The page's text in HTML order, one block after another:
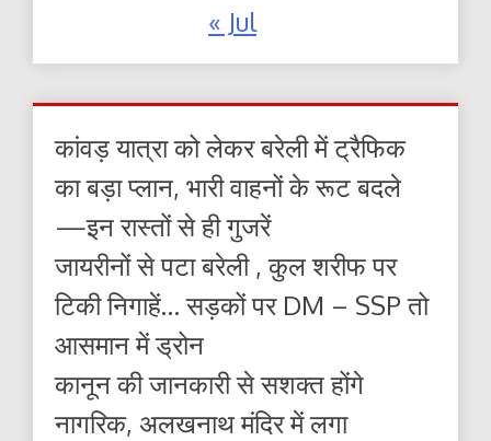
« Jul
कांवड़ यात्रा को लेकर बरेली में ट्रैफिक
का बड़ा प्लान, भारी वाहनों के रूट बदले
—इन रास्तों से ही गुजरें
जायरीनों से पटा बरेली , कुल शरीफ पर
टिकी निगाहें… सड़कों पर DM – SSP तो
आसमान में ड्रोन
कानून की जानकारी से सशक्त होंगे
नागरिक, अलखनाथ मंदिर में लगा